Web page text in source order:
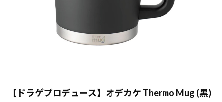
【ドラゲプロデュース】オデカケ Thermo Mug (黒)